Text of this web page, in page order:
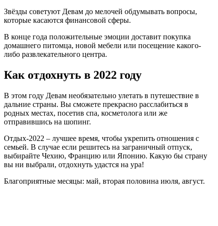
Звёзды советуют Девам до мелочей обдумывать вопросы,
которые касаются финансовой сферы.
В конце года положительные эмоции доставит покупка
домашнего питомца, новой мебели или посещение какого-
либо развлекательного центра.
Как отдохнуть в 2022 году
В этом году Девам необязательно улетать в путешествие в
дальние страны. Вы сможете прекрасно расслабиться в
родных местах, посетив спа, косметолога или же
отправившись на шопинг.
Отдых-2022 – лучшее время, чтобы укрепить отношения с
семьей. В случае если решитесь на заграничный отпуск,
выбирайте Чехию, Францию или Японию. Какую бы страну
вы ни выбрали, отдохнуть удастся на ура!
Благоприятные месяцы: май, вторая половина июля, август.